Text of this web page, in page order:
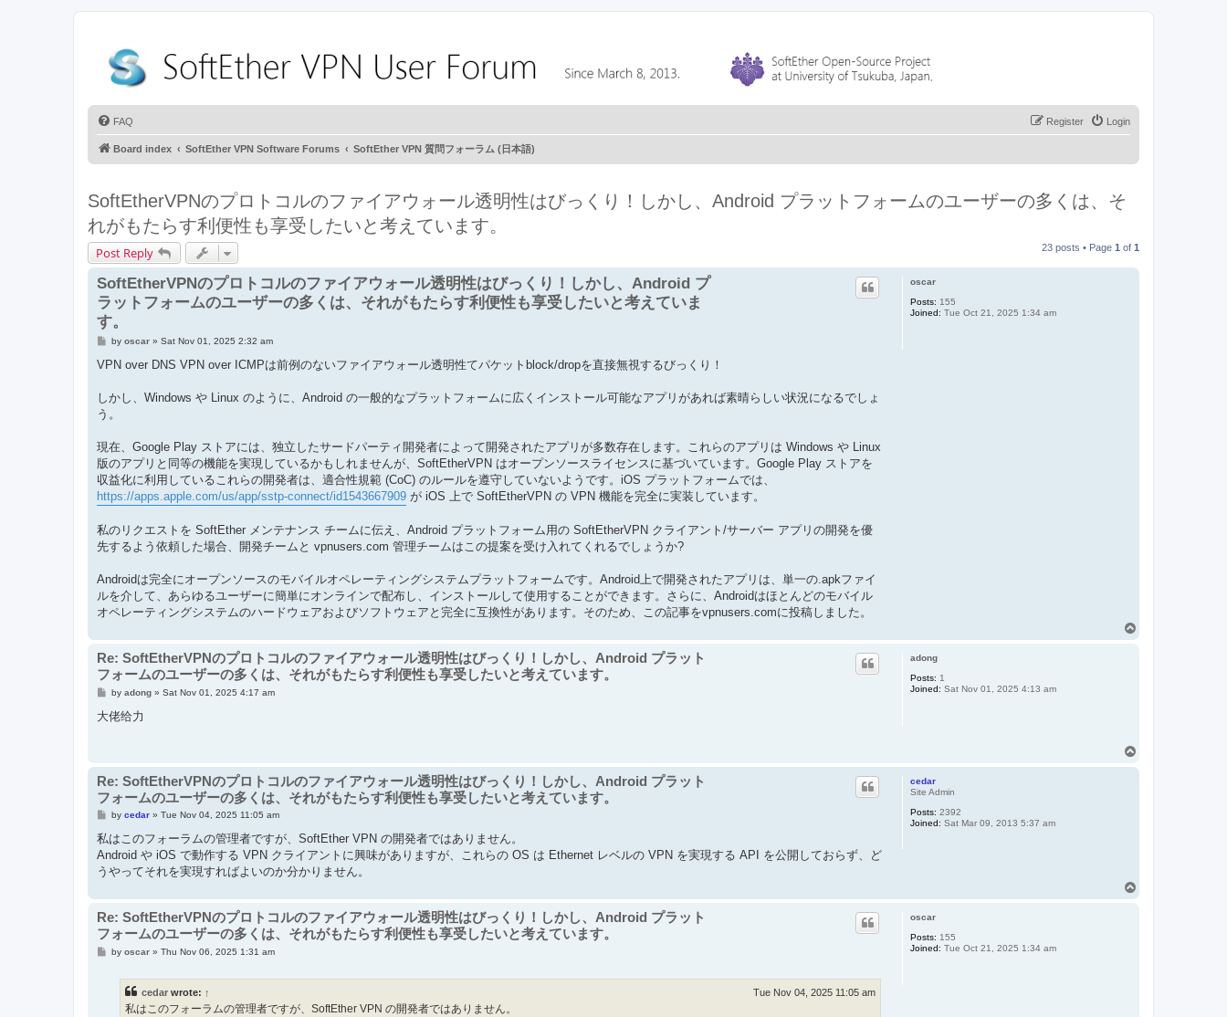
FAQ Login
Register
Board index SoftEther VPN Software Forums SoftEther VPN 質問フォーラム (日本語)
SoftEtherVPNのプロトコルのファイアウォール透明性はびっくり！しかし、Android プラットフォームのユーザーの多くは、そ
れがもたらす利便性も享受したいと考えています。
Post Reply 23 posts • Page 1 of 1
oscar
Posts: 155
Joined: Tue Oct 21, 2025 1:34 am
SoftEtherVPNのプロトコルのファイアウォール透明性はびっくり！しかし、Android プ
ラットフォームのユーザーの多くは、それがもたらす利便性も享受したいと考えていま
す。
P
s
by oscar» Sat Nov 01, 2025 2:32 am
VPN over DNS VPN over ICMPは前例のないファイアウォール透明性てパケットblock/dropを直接無視するびっくり！
しかし、Windows や Linux のように、Android の一般的なプラットフォームに広くインストール可能なアプリがあれば素晴らしい状況になるでしょ
う。
現在、Google Play ストアには、独立したサードパーティ開発者によって開発されたアプリが多数存在します。これらのアプリは Windows や Linux
版のアプリと同等の機能を実現しているかもしれませんが、SoftEtherVPN はオープンソースライセンスに基づいています。Google Play ストアを
収益化に利用しているこれらの開発者は、適合性規範 (CoC) のルールを遵守していないようです。iOS プラットフォームでは、
https://apps.apple.com/us/app/sstp-connect/id1543667909 が iOS 上で SoftEtherVPN の VPN 機能を完全に実装しています。
私のリクエストを SoftEther メンテナンス チームに伝え、Android プラットフォーム用の SoftEtherVPN クライアント/サーバー アプリの開発を優
先するよう依頼した場合、開発チームと vpnusers.com 管理チームはこの提案を受け入れてくれるでしょうか?
Androidは完全にオープンソースのモバイルオペレーティングシステムプラットフォームです。Android上で開発されたアプリは、単一の.apkファイ
ルを介して、あらゆるユーザーに簡単にオンラインで配布し、インストールして使用することができます。さらに、Androidはほとんどのモバイル
オペレーティングシステムのハードウェアおよびソフトウェアと完全に互換性があります。そのため、この記事をvpnusers.comに投稿しました。
adong
Posts: 1
Joined: Sat Nov 01, 2025 4:13 am
Re: SoftEtherVPNのプロトコルのファイアウォール透明性はびっくり！しかし、Android プラット
フォームのユーザーの多くは、それがもたらす利便性も享受したいと考えています。
P
s
t
by adong» Sat Nov 01, 2025 4:17 am
大佬给力
cedar
Site Admin
Posts: 2392
Joined: Sat Mar 09, 2013 5:37 am
Re: SoftEtherVPNのプロトコルのファイアウォール透明性はびっくり！しかし、Android プラット
フォームのユーザーの多くは、それがもたらす利便性も享受したいと考えています。
P
s
t
by cedar» Tue Nov 04, 2025 11:05 am
私はこのフォーラムの管理者ですが、SoftEther VPN の開発者ではありません。
Android や iOS で動作する VPN クライアントに興味がありますが、これらの OS は Ethernet レベルの VPN を実現する API を公開しておらず、ど
うやってそれを実現すればよいのか分かりません。
oscar
Posts: 155
Joined: Tue Oct 21, 2025 1:34 am
Re: SoftEtherVPNのプロトコルのファイアウォール透明性はびっくり！しかし、Android プラット
フォームのユーザーの多くは、それがもたらす利便性も享受したいと考えています。
Pby oscar» Thu Nov 06, 2025 1:31 am
cedar wrote: ↑ Tue Nov 04, 2025 11:05 am
私はこのフォーラムの管理者ですが、SoftEther VPN の開発者ではありません。